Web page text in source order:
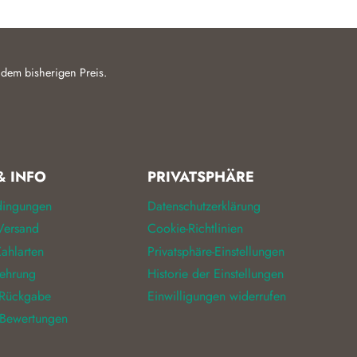
bisherigen Preis.
INFO PRIVATSPHÄRE
Datenschutzerklärung
Cookie-Richtlinien
Privatsphäre-Einstellungen
Historie der Einstellungen
Einwilligungen widerrufen